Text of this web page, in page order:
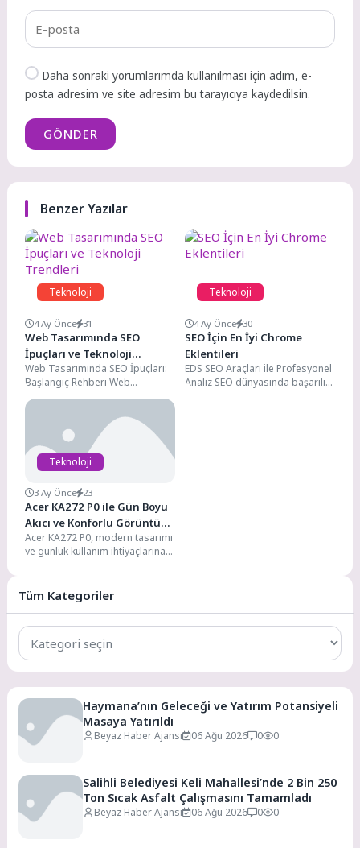
Daha sonraki yorumlarımda kullanılması için adım, e-
posta adresim ve site adresim bu tarayıcıya kaydedilsin.
GÖNDER
Benzer Yazılar
Teknoloji
4 Ay Önce 31
Web Tasarımında SEO
İpuçları ve Teknoloji
Trendleri
Web Tasarımında SEO İpuçları:
Başlangıç Rehberi Web
sitelerinin hızlı açılması, kullanıcı
deneyimi ve arama motoru...
Teknoloji
4 Ay Önce 30
SEO İçin En İyi Chrome
Eklentileri
EDS SEO Araçları ile Profesyonel
Analiz SEO dünyasında başarılı
Teknoloji
3 Ay Önce 23
Acer KA272 P0 ile Gün Boyu
Akıcı ve Konforlu Görüntü
Performansı
Acer KA272 P0, modern tasarımı
ve günlük kullanım ihtiyaçlarına
Tüm Kategoriler
Tüm
Kategoriler
Haymana’nın Geleceği ve Yatırım Potansiyeli
Masaya Yatırıldı
Beyaz Haber Ajansı 06 Ağu 2026 0 0
Salihli Belediyesi Keli Mahallesi’nde 2 Bin 250
Ton Sıcak Asfalt Çalışmasını Tamamladı
Beyaz Haber Ajansı 06 Ağu 2026 0 0